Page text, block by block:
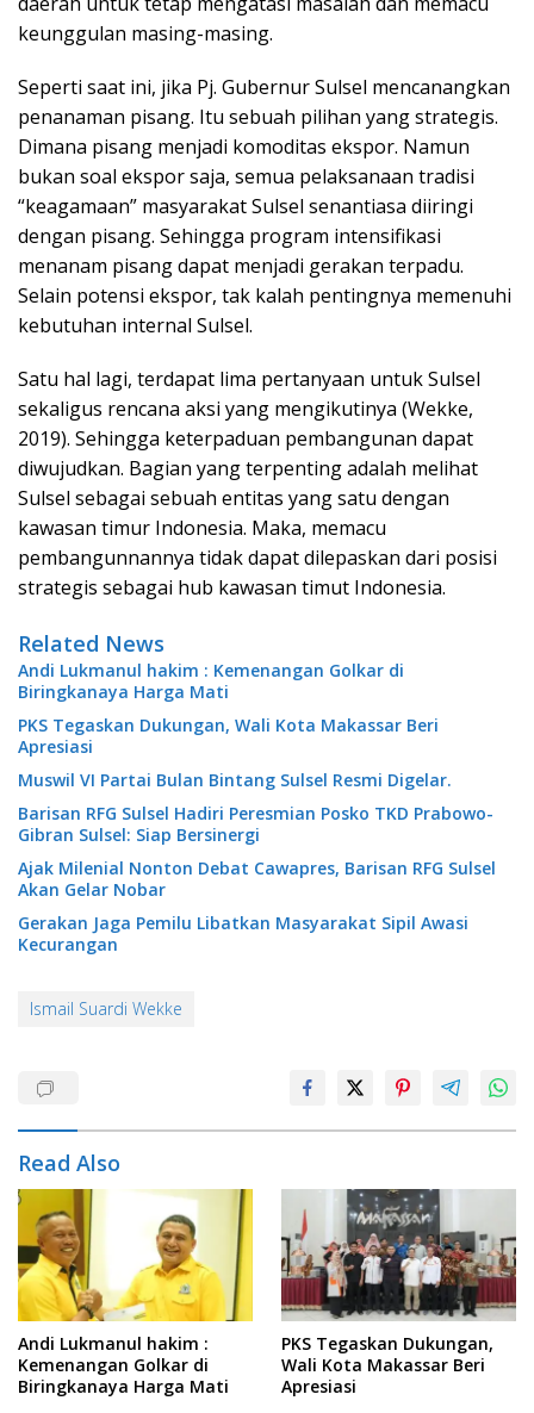
keunggulan masing-masing.
Seperti saat ini, jika Pj. Gubernur Sulsel mencanangkan
penanaman pisang. Itu sebuah pilihan yang strategis.
Dimana pisang menjadi komoditas ekspor. Namun
bukan soal ekspor saja, semua pelaksanaan tradisi
“keagamaan” masyarakat Sulsel senantiasa diiringi
dengan pisang. Sehingga program intensifikasi
menanam pisang dapat menjadi gerakan terpadu.
Selain potensi ekspor, tak kalah pentingnya memenuhi
kebutuhan internal Sulsel.
Satu hal lagi, terdapat lima pertanyaan untuk Sulsel
sekaligus rencana aksi yang mengikutinya (Wekke,
2019). Sehingga keterpaduan pembangunan dapat
diwujudkan. Bagian yang terpenting adalah melihat
Sulsel sebagai sebuah entitas yang satu dengan
kawasan timur Indonesia. Maka, memacu
pembangunnannya tidak dapat dilepaskan dari posisi
strategis sebagai hub kawasan timut Indonesia.
Related News
Andi Lukmanul hakim : Kemenangan Golkar di
Biringkanaya Harga Mati
PKS Tegaskan Dukungan, Wali Kota Makassar Beri
Apresiasi
Muswil VI Partai Bulan Bintang Sulsel Resmi Digelar.
Barisan RFG Sulsel Hadiri Peresmian Posko TKD Prabowo-
Gibran Sulsel: Siap Bersinergi
Ajak Milenial Nonton Debat Cawapres, Barisan RFG Sulsel
Akan Gelar Nobar
Gerakan Jaga Pemilu Libatkan Masyarakat Sipil Awasi
Kecurangan
Ismail Suardi Wekke
Read Also
Andi Lukmanul hakim :
Kemenangan Golkar di
Biringkanaya Harga Mati
PKS Tegaskan Dukungan,
Wali Kota Makassar Beri
Apresiasi